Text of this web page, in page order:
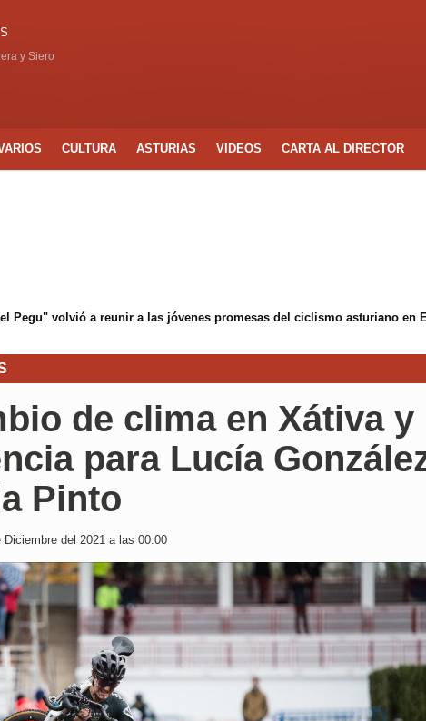
y Siero
CULTURA ASTURIAS VIDEOS CARTA AL DIRECTOR
Pegu" volvió a reunir a las jóvenes promesas del ciclismo asturiano en
de clima en Xátiva y
para Lucía
Pinto
Diciembre del 2021 a las 00:00